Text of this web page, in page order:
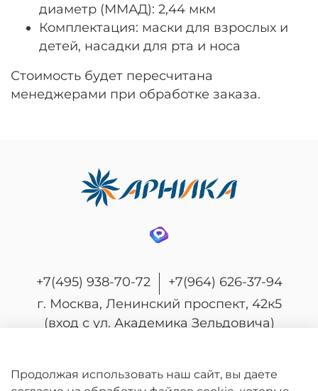
диаметр (ММАД): 2,44 мкм
Комплектация: маски для взрослых и
детей, насадки для рта и носа
Стоимость будет пересчитана
менеджерами при обработке заказа.
+7(495) 938-70-72
+7(964) 626-37-94
г. Москва, Ленинский проспект, 42к5
(вход с ул. Академика Зельдовича)
Продолжая использовать наш сайт, вы даете